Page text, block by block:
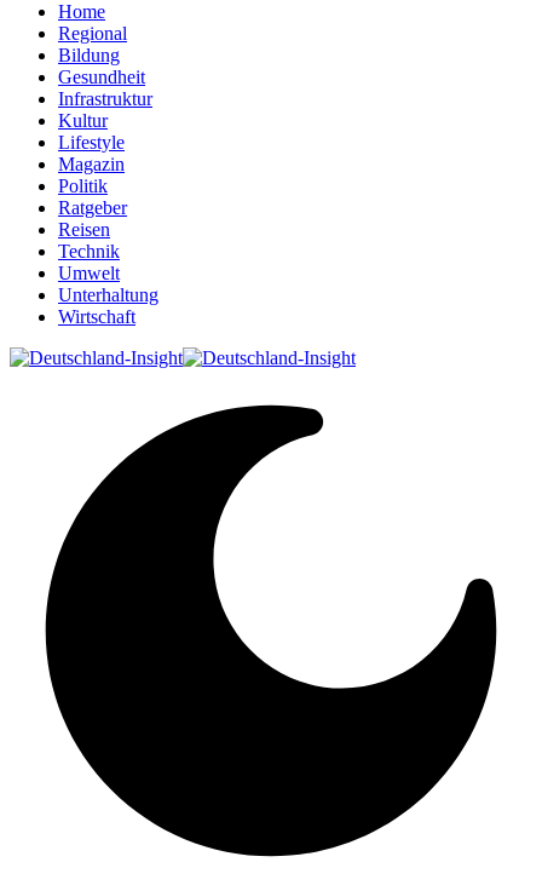
Home
Regional
Bildung
Gesundheit
Infrastruktur
Kultur
Lifestyle
Magazin
Politik
Ratgeber
Reisen
Technik
Umwelt
Unterhaltung
Wirtschaft